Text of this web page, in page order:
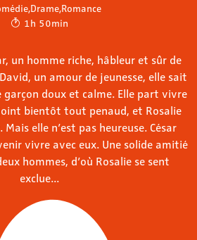
,Drame,Romance
1h 50min
un homme riche, hâbleur et sûr de
un amour de jeunesse, elle sait
garçon doux et calme. Elle part vivre
bientôt tout penaud, et Rosalie
elle n’est pas heureuse. César
vivre avec eux. Une solide amitié
hommes, d’où Rosalie se sent
exclue...